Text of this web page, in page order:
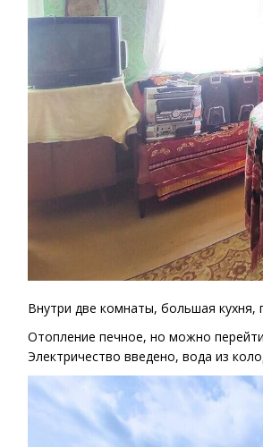
Внутри две комнаты, большая кухня,
Отопление печное, но можно
Электричество введено, вода из